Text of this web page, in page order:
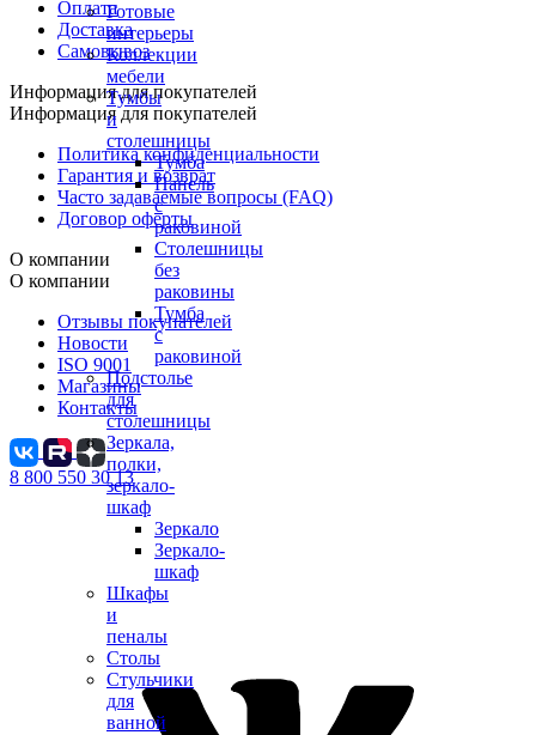
Готовые
интерьеры
Коллекции
мебели
Тумбы
и
столешницы
Тумба
Панель
с
раковиной
Столешницы
без
раковины
Тумба
с
раковиной
Подстолье
для
столешницы
Зеркала,
полки,
зеркало-
шкаф
Зеркало
Зеркало-
шкаф
Шкафы
и
пеналы
Столы
Стульчики
для
ванной
Оплата
Доставка
Самовывоз
Информация для покупателей
Информация для покупателей
Политика конфиденциальности
Гарантия и возврат
Часто задаваемые вопросы (FAQ)
Договор оферты
О компании
О компании
Отзывы покупателей
Новости
ISO 9001
Магазины
Контакты
8 800 550 30 13